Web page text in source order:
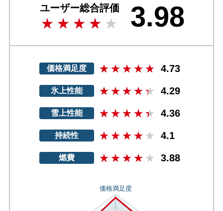
ユーザー総合評価 3.98
価格満足度 4.73
氷上性能 4.29
雪上性能 4.36
持続性 4.1
燃費 3.88